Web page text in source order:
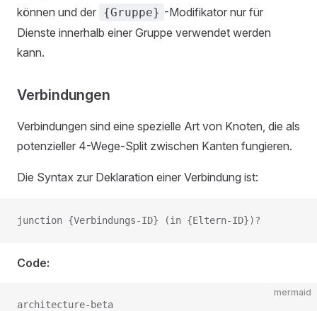
können und der {Gruppe} -Modifikator nur für
Dienste innerhalb einer Gruppe verwendet werden
kann.
Verbindungen
Verbindungen sind eine spezielle Art von Knoten, die als
potenzieller 4-Wege-Split zwischen Kanten fungieren.
Die Syntax zur Deklaration einer Verbindung ist:
junction {Verbindungs-ID} (in {Eltern-ID})?
Code:
mermaid
architecture-beta